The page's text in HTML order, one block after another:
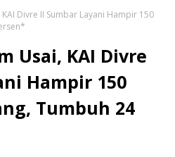
Divre II Sumbar Layani Hampir 150
Usai, KAI Divre
Hampir 150
Tumbuh 24